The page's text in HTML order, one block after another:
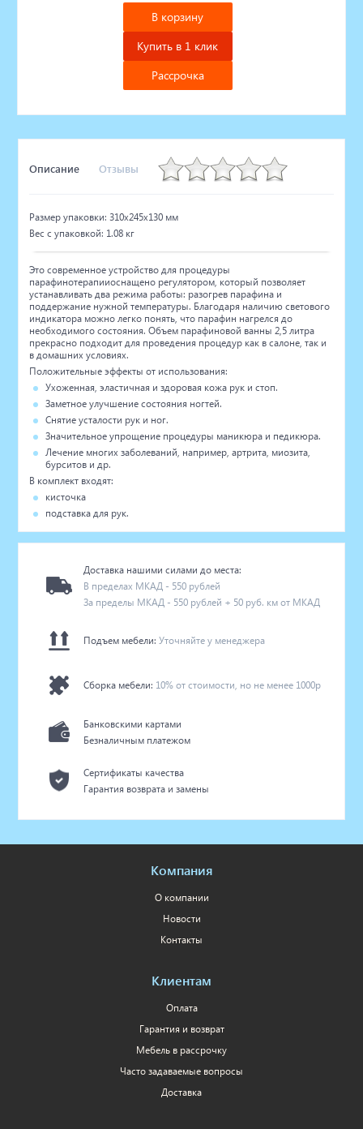
В корзину
Купить в 1 клик
Рассрочка
Описание Отзывы
Размер упаковки: 310x245x130 мм
Вес с упаковкой: 1.08 кг
Это современное устройство для процедуры
парафинотерапииоснащено регулятором, который позволяет
устанавливать два режима работы: разогрев парафина и
поддержание нужной температуры. Благодаря наличию светового
индикатора можно легко понять, что парафин нагрелся до
необходимого состояния. Объем парафиновой ванны 2,5 литра
прекрасно подходит для проведения процедур как в салоне, так и
в домашних условиях.
Положительные эффекты от использования:
Ухоженная, эластичная и здоровая кожа рук и стоп.
Заметное улучшение состояния ногтей.
Снятие усталости рук и ног.
Значительное упрощение процедуры маникюра и педикюра.
Лечение многих заболеваний, например, артрита, миозита,
бурситов и др.
В комплект входят:
кисточка
подставка для рук.
Доставка нашими силами до места:
В пределах МКАД - 550 рублей
За пределы МКАД - 550 рублей + 50 руб. км от МКАД
Подъем мебели:Уточняйте у менеджера
Сборка мебели: 10% от стоимости, но не менее 1000р
Банковскими картами
Безналичным платежом
Сертификаты качества
Гарантия возврата и замены
Компания
О компании
Новости
Контакты
Клиентам
Оплата
Гарантия и возврат
Мебель в рассрочку
Часто задаваемые вопросы
Доставка